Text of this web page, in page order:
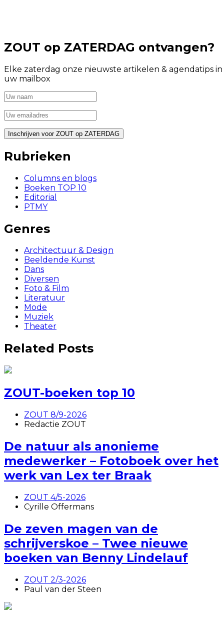
ZOUT op ZATERDAG ontvangen?
Elke zaterdag onze nieuwste artikelen & agendatips in
uw mailbox
Rubrieken
Columns en blogs
Boeken TOP 10
Editorial
PTMY
Genres
Architectuur & Design
Beeldende Kunst
Dans
Diversen
Foto & Film
Literatuur
Mode
Muziek
Theater
Related Posts
ZOUT-boeken top 10
ZOUT 8/9-2026
Redactie ZOUT
De natuur als anonieme
medewerker – Fotoboek over het
werk van Lex ter Braak
ZOUT 4/5-2026
Cyrille Offermans
De zeven magen van de
schrijverskoe – Twee nieuwe
boeken van Benny Lindelauf
ZOUT 2/3-2026
Paul van der Steen